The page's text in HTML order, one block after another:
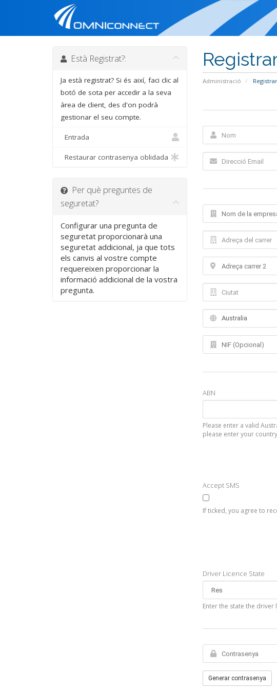
Administració Registrar
Està Registrat?:
Ja està registrat? Si és així, faci clic al
botó de sota per accedir a la seva
àrea de client, des d'on podrà
gestionar el seu compte.
Entrada
Restaurar contrasenya oblidada
ABN
Please enter a valid
please enter your
Accept SMS
If ticked, you agree to
Driver Licence State
Enter the state the driver
Generar contrasenya
Per què preguntes de
seguretat?
Configurar una pregunta de
seguretat proporcionarà una
seguretat addicional, ja que tots
els canvis al vostre compte
requereixen proporcionar la
informació addicional de la vostra
pregunta.